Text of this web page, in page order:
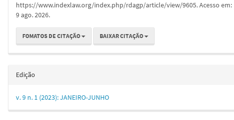
https://www.indexlaw.org/index.php/rdagp/article/view/9605. Acesso em:
9 ago. 2026.
FOMATOS DE CITAÇÃO BAIXAR CITAÇÃO
Edição
v. 9 n. 1 (2023): JANEIRO-JUNHO